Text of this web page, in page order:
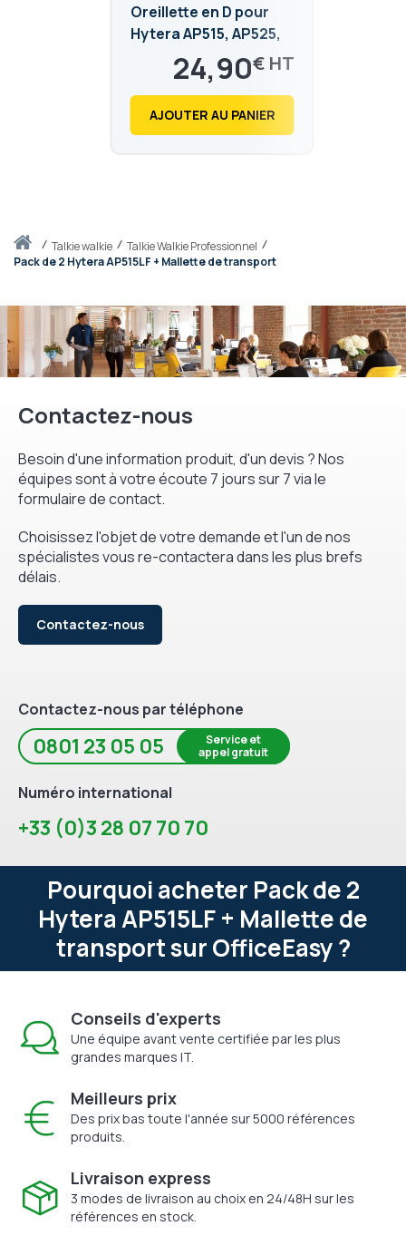
Accueiltalkie walkie
Talkie Walkie Professionnel
Pack de 2 Hytera AP515LF + Mallette de transport
Oreillette en D pour
Hytera AP515, AP525,
AP585 et BP515, BP565
24,90€
29,88
AJOUTER AU PANIER
Contactez-nous
Besoin d'une information produit, d'un devis ? Nos
équipes sont à votre écoute 7 jours sur 7 via le
formulaire de contact.
Choisissez l'objet de votre demande et l'un de nos
spécialistes vous re-contactera dans les plus brefs
délais.
Contactez-nous
Contactez-nous par téléphone
0801 23 05 05
Service et
appel gratuit
Numéro international
+33 (0)3 28 07 70 70
Pourquoi acheter Pack de 2
Hytera AP515LF + Mallette de
transport sur OfficeEasy ?
Conseils d'experts
Une équipe avant vente certifiée par les plus
grandes marques IT.
Meilleurs prix
Des prix bas toute l'année sur 5000 références
produits.
Livraison express
3 modes de livraison au choix en 24/48H sur les
références en stock.